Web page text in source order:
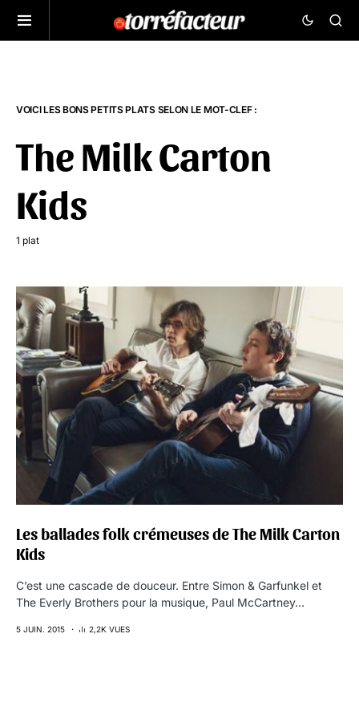
VOICI LES BONS PETITS PLATS SELON LE MOT-CLEF :
The Milk Carton
Kids
1 plat
Les ballades folk crémeuses de The Milk Carton
Kids
C’est une cascade de douceur. Entre Simon & Garfunkel et
The Everly Brothers pour la musique, Paul McCartney…
5 JUIN. 2015 2,2K VUES